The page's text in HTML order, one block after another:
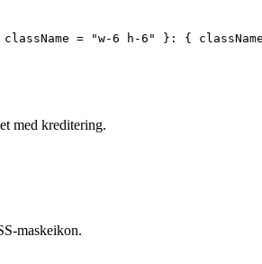
= "w-6 h-6" }: {
med kreditering.
maskeikon.